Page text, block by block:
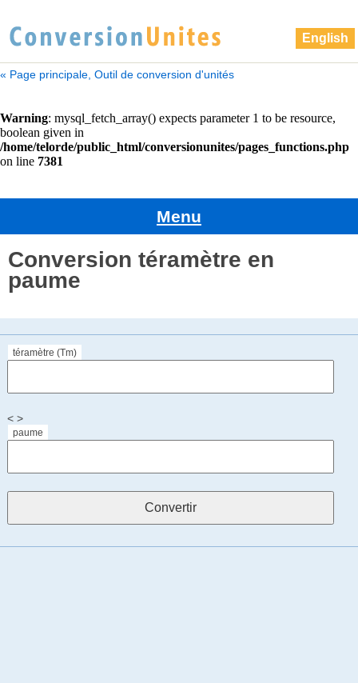
English
« Page principale, Outil de conversion d'unités
Menu
Conversion téramètre en
paume
téramètre (Tm)
< >
paume